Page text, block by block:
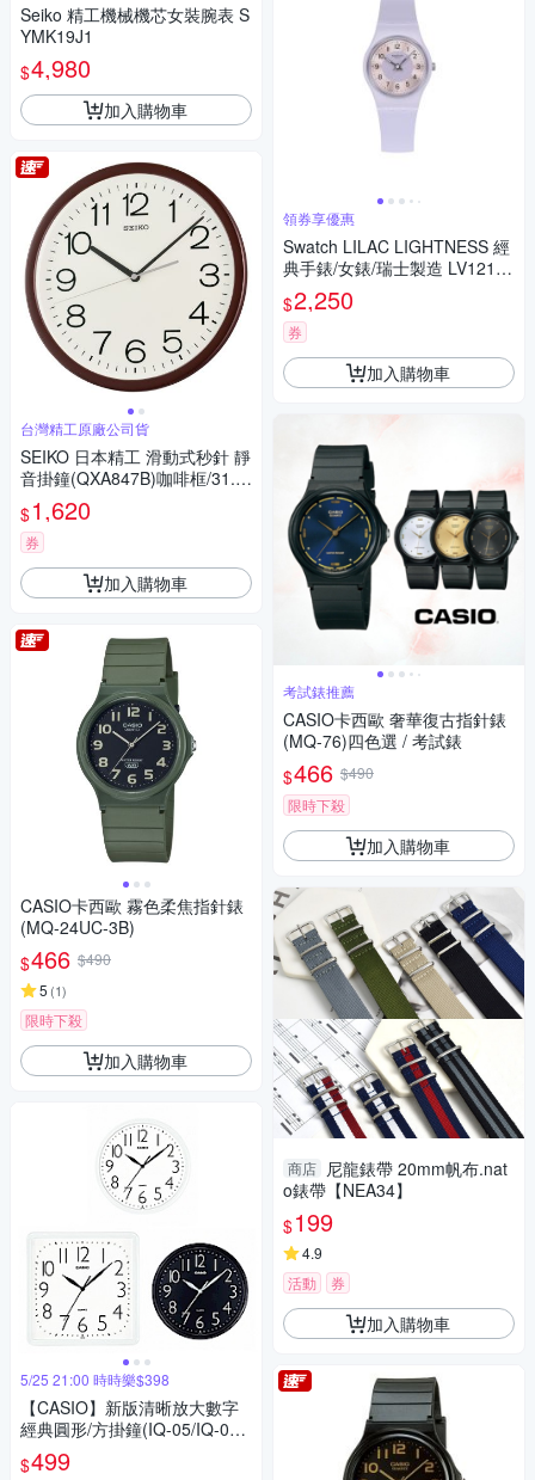
Seiko 精工機械機芯女裝腕表 S
YMK19J1
$4,980
加入購物車
台灣精工原廠公司貨
SEIKO 日本精工 滑動式秒針 靜
音掛鐘(QXA847B)咖啡框/31.1
cm
$1,620
券
加入購物車
CASIO卡西歐 霧色柔焦指針錶
(MQ-24UC-3B)
$466 $490
5 (1)
限時下殺
加入購物車
5/25 21:00 時時樂$398
【CASIO】新版清晰放大數字
經典圓形/方掛鐘(IQ-05/IQ-06
系列)
$499
領券享優惠
Swatch LILAC LIGHTNESS 經
典手錶/女錶/瑞士製造 LV121
(25mm)
$2,250
券
加入購物車
考試錶推薦
CASIO卡西歐 奢華復古指針錶
(MQ-76)四色選 / 考試錶
$466 $490
限時下殺
加入購物車
商店 尼龍錶帶 20mm帆布.nat
o錶帶【NEA34】
$199
4.9
活動
券
加入購物車